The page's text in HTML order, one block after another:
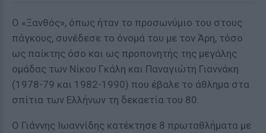
Ο «Ξανθός», όπως ήταν το προσωνύμιο του στους
πάγκους, συνέδεσε το όνομά του με τον Άρη, τόσο
ως παίκτης όσο και ως προπονητής της μεγάλης
ομάδας των Νίκου Γκάλη και Παναγιώτη Γιαννάκη
(1978-79 και 1982-1990) που έβαλε το άθλημα στα
σπίτια των Ελλήνων τη δεκαετία του 80.
Ο Γιάννης Ιωαννίδης κατέκτησε 8 πρωταθλήματα με